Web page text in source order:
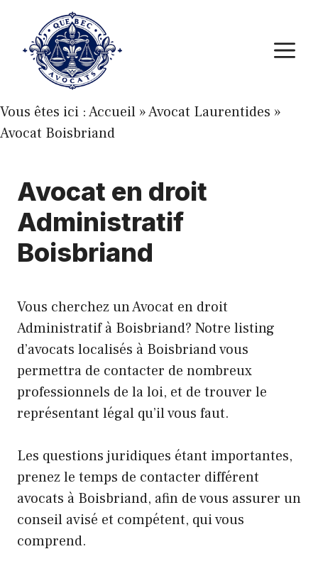
contenu
Vous êtes ici :Accueil »Avocat Laurentides »
Avocat Boisbriand
Avocat en droit
Administratif
Boisbriand
Vous cherchez un Avocat en droit
Administratif à Boisbriand? Notre listing
d’avocats localisés à Boisbriand vous
permettra de contacter de nombreux
professionnels de la loi, et de trouver le
représentant légal qu’il vous faut.
Les questions juridiques étant importantes,
prenez le temps de contacter différent
avocats à Boisbriand, afin de vous assurer un
conseil avisé et compétent, qui vous
comprend.